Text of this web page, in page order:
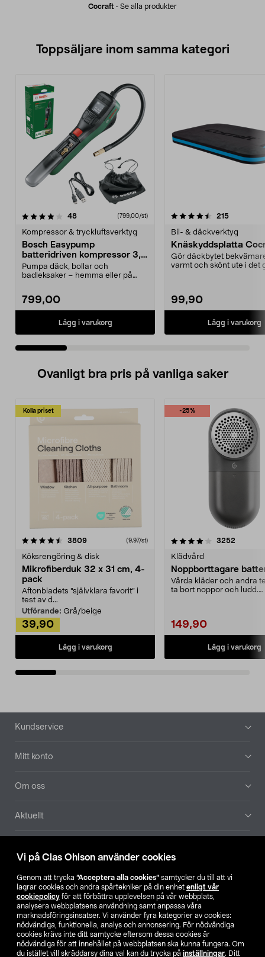
Vi på Clas Ohlson använder cookies
Genom att trycka ”Acceptera alla cookies” samtycker du till att vi
lagrar cookies och andra spårtekniker på din enhet enligt vår
cookiepolicy för att förbättra upplevelsen på vår webbplats,
analysera webbplatsens användning samt anpassa våra
marknadsföringsinsatser. Vi använder fyra kategorier av cookies:
nödvändiga, funktionella, analys och annonsering. För nödvändiga
cookies krävs inte ditt samtycke eftersom dessa cookies är
nödvändiga för att innehållet på webbplatsen ska kunna fungera. Om
du istället vill skräddarsy dina val kan du trycka på inställningar. Ditt
Cocraft - Se alla produkter
Toppsäljare inom samma kategori
48recensioner (799,00/st)
Kompressor & tryckluftsverktyg
Bosch Easypump
batteridriven kompressor 3,6
V
Pumpa däck, bollar och
badleksaker – hemma eller på
799,00
Lägg i varukorg
4.5 av 5 stjärnor 215
Bil- & däckverktyg
Knäskyddsplatta
Gör däckbytet
varmt och skönt ute i det
99,90
Lägg i varukorg
4.5 av 5 stjärnor
Ovanligt bra pris på vanliga saker
Kolla priset
3809recensioner (9,97/st)
Köksrengöring & disk
Mikrofiberduk 32 x 31 cm, 4-
pack
Aftonbladets "självklara favorit” i
test av d...
Utförande: Grå/beige
39,90
Lägg i varukorg
-25%
4.0av 5 stjärnor 3252
Klädvård
Noppborttagare
Vårda kläder och andra
ta bort noppor och ludd.
149,90
Lägg i varukorg
4.5av 5 stjärnor
Sidfot
Kundservice
Mitt konto
Om oss
Aktuellt
Hitta butik
SE NO FI